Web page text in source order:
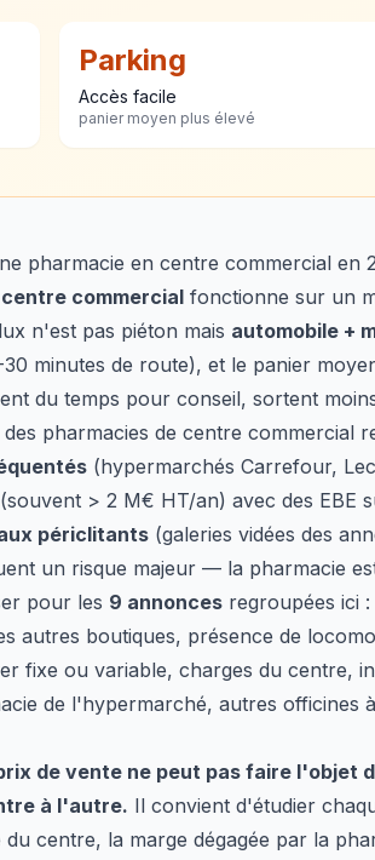
Parking
Accès facile
panier moyen plus élevé
pharmacie en centre commercial en
commercial fonctionne sur un
n'est pas piéton mais automobile +
minutes de route), et le panier
du temps pour conseil, sortent
pharmacies de centre commercial
(hypermarchés Carrefour,
> 2 M€ HT/an) avec des EBE
périclitants (galeries vidées des
un risque majeur — la pharmacie
pour les 9 annonces regroupées ici :
autres boutiques, présence de
fixe ou variable, charges du centre,
de l'hypermarché, autres officines
de vente ne peut pas faire l'objet
à l'autre. Il convient d'étudier
centre, la marge dégagée par la